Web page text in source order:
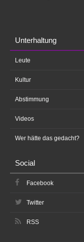
Unterhaltung
Leute
Kultur
Abstimmung
Videos
Wer hätte das gedacht?
Social
Facebook
Twitter
RSS